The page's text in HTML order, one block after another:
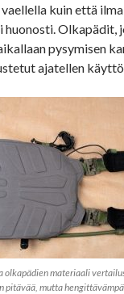
kuin että
Olkapädit,
pysymisen
ajatellen
olkapädien materiaali
pitävää, mutta